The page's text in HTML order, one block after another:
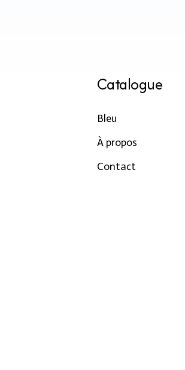
Catalogue
Bleu
À propos
Contact